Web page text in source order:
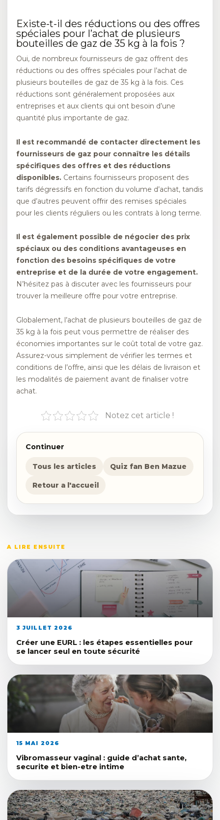
Existe-t-il des réductions ou des offres
spéciales pour l’achat de plusieurs
bouteilles de gaz de 35 kg à la fois ?
Oui, de nombreux fournisseurs de gaz offrent des
réductions ou des offres spéciales pour l’achat de
plusieurs bouteilles de gaz de 35 kg à la fois. Ces
réductions sont généralement proposées aux
entreprises et aux clients qui ont besoin d’une
quantité plus importante de gaz.
Il est recommandé de contacter directement les
fournisseurs de gaz pour connaître les détails
spécifiques des offres et des réductions
disponibles. Certains fournisseurs proposent des
tarifs dégressifs en fonction du volume d’achat, tandis
que d’autres peuvent offrir des remises spéciales
pour les clients réguliers ou les contrats à long terme.
Il est également possible de négocier des prix
spéciaux ou des conditions avantageuses en
fonction des besoins spécifiques de votre
entreprise et de la durée de votre engagement.
N’hésitez pas à discuter avec les fournisseurs pour
trouver la meilleure offre pour votre entreprise.
Globalement, l’achat de plusieurs bouteilles de gaz de
35 kg à la fois peut vous permettre de réaliser des
économies importantes sur le coût total de votre gaz.
Assurez-vous simplement de vérifier les termes et
conditions de l’offre, ainsi que les délais de livraison et
les modalités de paiement avant de finaliser votre
achat.
Notez cet article !
Continuer
Tous les articles Quiz fan Ben Mazue
Retour a l'accueil
A LIRE ENSUITE
3 JUILLET 2026
Créer une EURL : les étapes essentielles pour
se lancer seul en toute sécurité
15 MAI 2026
Vibromasseur vaginal : guide d’achat sante,
securite et bien-etre intime